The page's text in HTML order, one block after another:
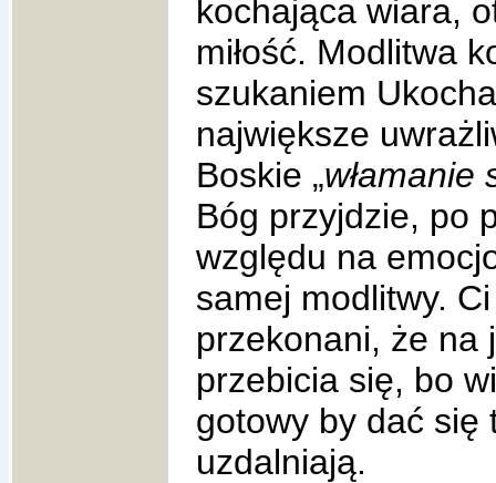
kochająca wiara,
miłość. Modlitwa
szukaniem
największe
Boskie „włamanie
Bóg przyjdzie, po
względu na
samej modlitwy.
przekonani, że na
przebicia się, bo
gotowy by dać się
uzdalniają.